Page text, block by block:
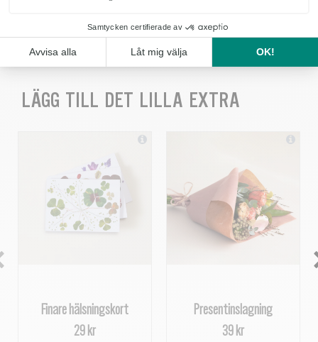
KÖP
LÄGG TILL DET LILLA EXTRA
Finare hälsningskort
29 kr
Presentinslagning
39 kr